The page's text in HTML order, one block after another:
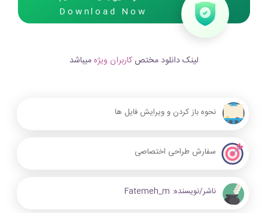
Download Now
لینک دانلود مختصکاربران ویژهمیباشد
نحوه باز کردن و ویرایش فایل ها
سفارش طراحی اختصاصی
ناشر/نویسنده: Fatemeh_m